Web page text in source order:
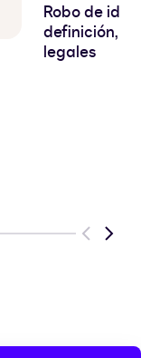
Robo de
definición,
legales
Previous
Next